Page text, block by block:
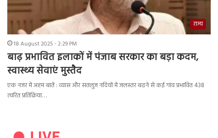
राज्य
18 August 2025 - 2:29 PM
बाढ़ प्रभावित इलाकों में पंजाब सरकार का बड़ा कदम,
स्वास्थ्य सेवाएं मुस्तैद
एक नजर में अहम बातें : व्यास और सतलुज नदियों में जलस्तर बढ़ने से कई गांव प्रभावित 438
त्वरित प्रतिक्रिया…